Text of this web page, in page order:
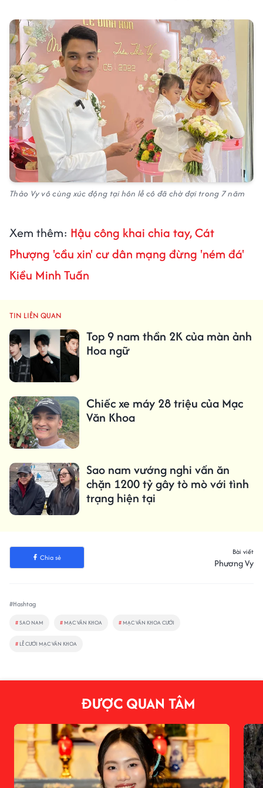
Thảo Vy vô cùng xúc động tại hôn lễ cô đã chờ đợi trong 7 năm
Xem thêm: Hậu công khai chia tay, Cát
Phượng 'cầu xin' cư dân mạng đừng 'ném đá'
Kiều Minh Tuấn
TIN LIÊN QUAN
Top 9 nam thần 2K của màn ảnh
Hoa ngữ
Chiếc xe máy 28 triệu của Mạc
Văn Khoa
Sao nam vướng nghi vấn ăn
chặn 1200 tỷ gây tò mò với tình
trạng hiện tại
Chia sẻ
Bài viết
Phương Vy
#Hashtag
#SAO NAM # MẠC VĂN KHOA # MẠC VĂN KHOA CƯỚI
# LỄ CƯỚI MẠC VĂN KHOA
ĐƯỢC QUAN TÂM